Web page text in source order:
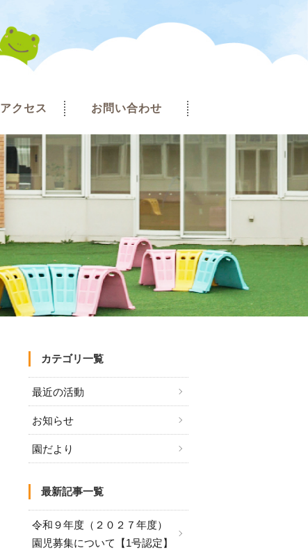
アクセス お問い合わせ
カテゴリ一覧
最近の活動
お知らせ
園だより
最新記事一覧
令和９年度（２０２７年度）
園児募集について【1号認定】